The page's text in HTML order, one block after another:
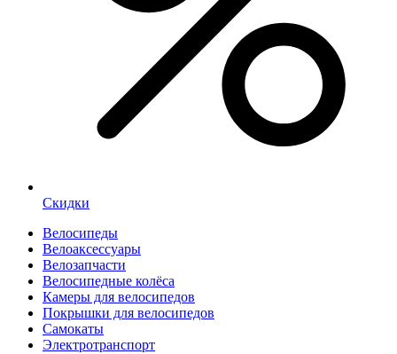
Скидки
Велосипеды
Велоаксессуары
Велозапчасти
Велосипедные колёса
Камеры для велосипедов
Покрышки для велосипедов
Самокаты
Электротранспорт